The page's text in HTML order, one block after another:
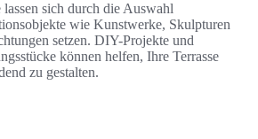
sich durch die Auswahl
wie Kunstwerke, Skulpturen
setzen. DIY-Projekte und
können helfen, Ihre Terrasse
zu gestalten.